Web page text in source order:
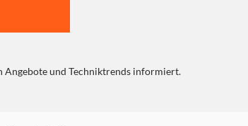
Angebote und Techniktrends informiert.